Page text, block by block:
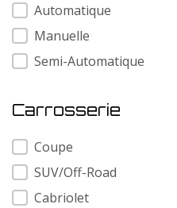
Transmission
Automatique
Manuelle
Semi-Automatique
Carrosserie
Carrosserie
Coupe
SUV/Off-Road
Cabriolet